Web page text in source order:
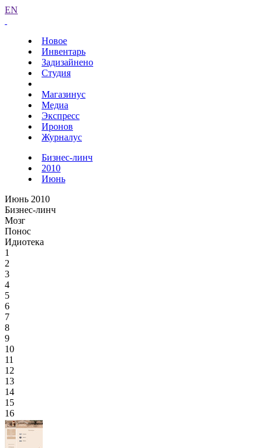
EN
Новое
Инвентарь
Задизайнено
Студия
Магазинус
Медиа
Экспресс
Иронов
Журналус
Бизнес-линч
2010
Июнь
Июнь 2010
Бизнес-линч
Мозг
Понос
Идиотека
1
2
3
4
5
6
7
8
9
10
11
12
13
14
15
16